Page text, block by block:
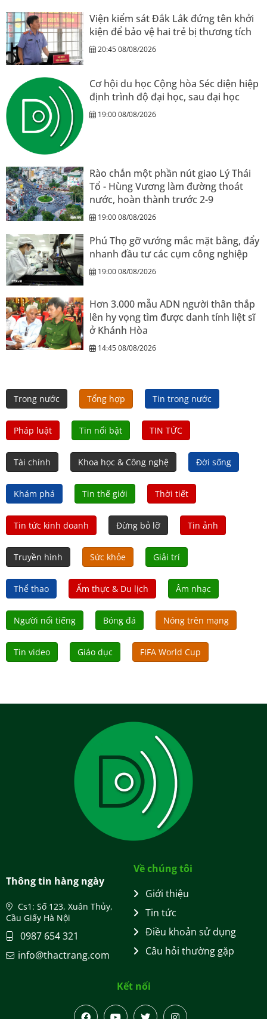
Viện kiểm sát Đắk Lắk đứng tên khởi
kiện để bảo vệ hai trẻ bị thương tích
20:45 08/08/2026
Cơ hội du học Cộng hòa Séc diện hiệp
định trình độ đại học, sau đại học
19:00 08/08/2026
Rào chắn một phần nút giao Lý Thái
Tổ - Hùng Vương làm đường thoát
nước, hoàn thành trước 2-9
19:00 08/08/2026
Phú Thọ gỡ vướng mắc mặt bằng, đẩy
nhanh đầu tư các cụm công nghiệp
19:00 08/08/2026
Hơn 3.000 mẫu ADN người thân thắp
lên hy vọng tìm được danh tính liệt sĩ
ở Khánh Hòa
14:45 08/08/2026
Trong nước Tổng hợp Tin trong nước
Pháp luật Tin nổi bật TIN TỨC
Tài chính Khoa học & Công nghệ Đời sống
Khám phá Tin thế giới Thời tiết
Tin tức kinh doanh Đừng bỏ lỡ Tin ảnh
Truyền hình Sức khỏe Giải trí
Thể thao Ẩm thực & Du lịch Âm nhạc
Người nổi tiếng Bóng đá Nóng trên mạng
Tin video Giáo dục FIFA World Cup
Thông tin hàng ngày
Cs1: Số 123, Xuân Thủy,
Cầu Giấy Hà Nội
0987 654 321
info@thactrang.com
Về chúng tôi
Giới thiệu
Tin tức
Điều khoản sử dụng
Câu hỏi thường gặp
Kết nối